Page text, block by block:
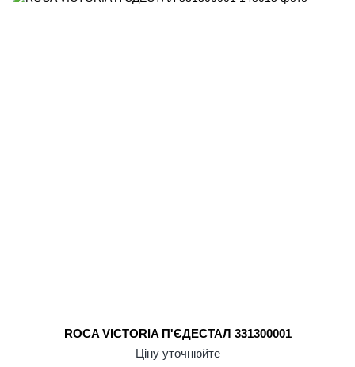
ROCA VICTORIA П'ЄДЕСТАЛ 331300001
Ціну уточнюйте